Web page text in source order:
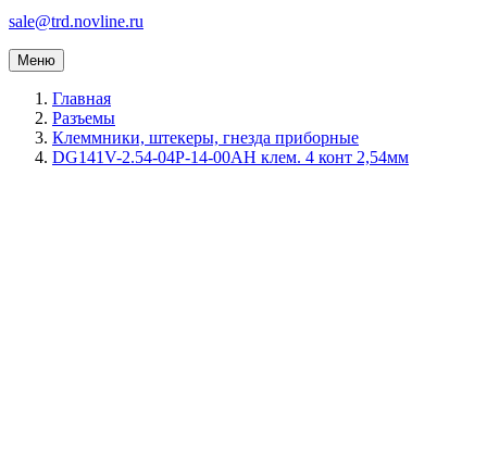
sale@trd.novline.ru
Меню
Главная
Разъемы
Клеммники, штекеры, гнезда приборные
DG141V-2.54-04P-14-00AH клем. 4 конт 2,54мм